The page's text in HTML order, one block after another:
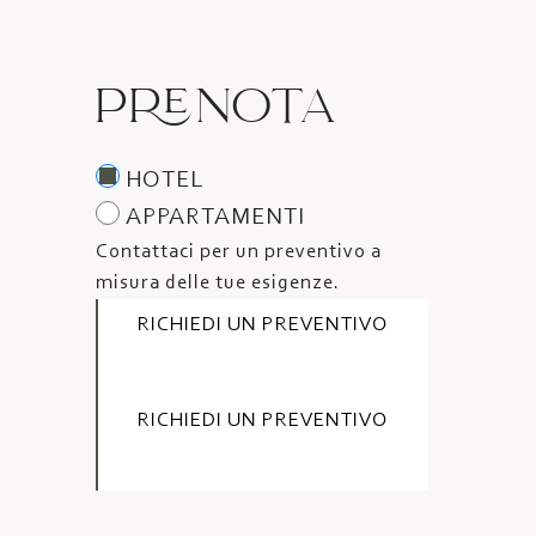
PRENOTA
HOTEL
APPARTAMENTI
Contattaci per un preventivo a
misura delle tue esigenze.
RICHIEDI UN PREVENTIVO
RICHIEDI UN PREVENTIVO